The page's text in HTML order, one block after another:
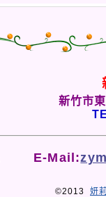
新竹市
E-Mail:
©2013 妍